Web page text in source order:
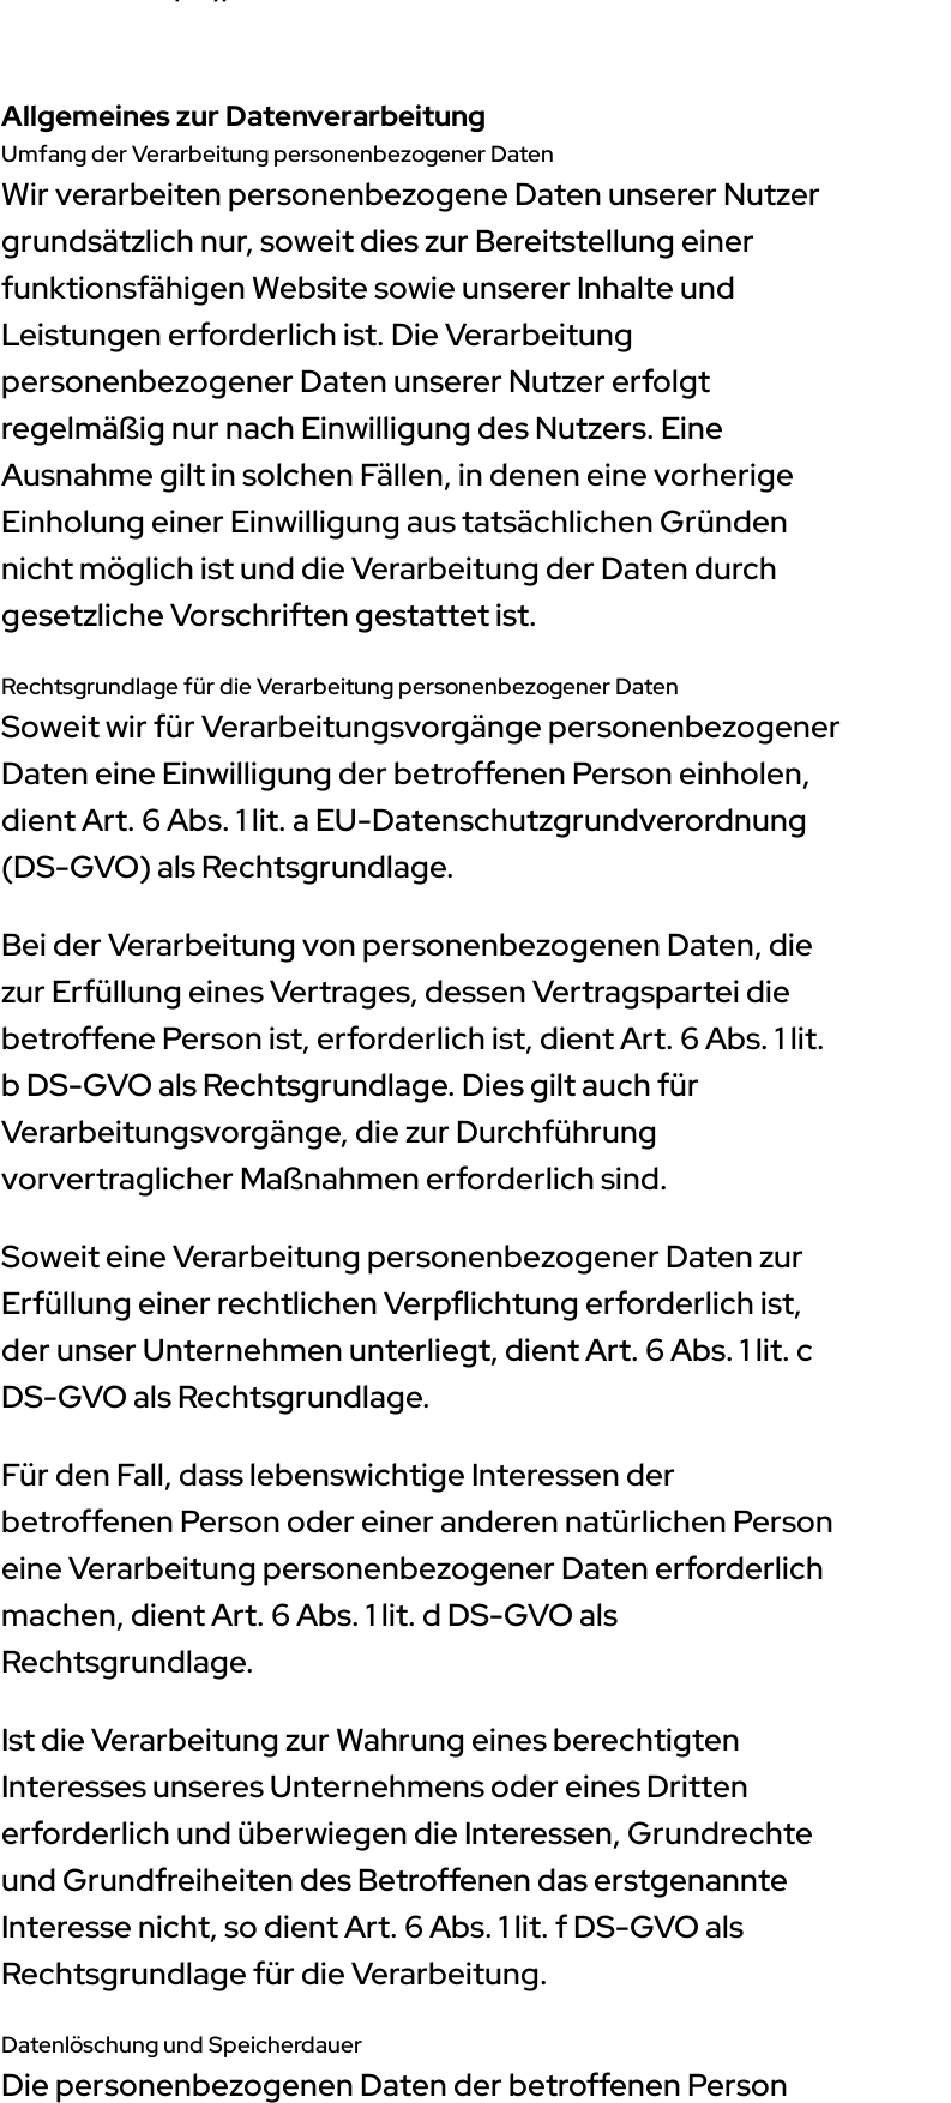
Allgemeines zur Datenverarbeitung
Umfang der Verarbeitung personenbezogener Daten
Wir verarbeiten personenbezogene Daten unserer Nutzer
grundsätzlich nur, soweit dies zur Bereitstellung einer
funktionsfähigen Website sowie unserer Inhalte und
Leistungen erforderlich ist. Die Verarbeitung
personenbezogener Daten unserer Nutzer erfolgt
regelmäßig nur nach Einwilligung des Nutzers. Eine
Ausnahme gilt in solchen Fällen, in denen eine vorherige
Einholung einer Einwilligung aus tatsächlichen Gründen
nicht möglich ist und die Verarbeitung der Daten durch
gesetzliche Vorschriften gestattet ist.
Rechtsgrundlage für die Verarbeitung personenbezogener Daten
Soweit wir für Verarbeitungsvorgänge personenbezogener
Daten eine Einwilligung der betroffenen Person einholen,
dient Art. 6 Abs. 1 lit. a EU-Datenschutzgrundverordnung
(DS-GVO) als Rechtsgrundlage.
Bei der Verarbeitung von personenbezogenen Daten, die
zur Erfüllung eines Vertrages, dessen Vertragspartei die
betroffene Person ist, erforderlich ist, dient Art. 6 Abs. 1 lit.
b DS-GVO als Rechtsgrundlage. Dies gilt auch für
Verarbeitungsvorgänge, die zur Durchführung
vorvertraglicher Maßnahmen erforderlich sind.
Soweit eine Verarbeitung personenbezogener Daten zur
Erfüllung einer rechtlichen Verpflichtung erforderlich ist,
der unser Unternehmen unterliegt, dient Art. 6 Abs. 1 lit. c
DS-GVO als Rechtsgrundlage.
Für den Fall, dass lebenswichtige Interessen der
betroffenen Person oder einer anderen natürlichen Person
eine Verarbeitung personenbezogener Daten erforderlich
machen, dient Art. 6 Abs. 1 lit. d DS-GVO als
Rechtsgrundlage.
Ist die Verarbeitung zur Wahrung eines berechtigten
Interesses unseres Unternehmens oder eines Dritten
erforderlich und überwiegen die Interessen, Grundrechte
und Grundfreiheiten des Betroffenen das erstgenannte
Interesse nicht, so dient Art. 6 Abs. 1 lit. f DS-GVO als
Rechtsgrundlage für die Verarbeitung.
Datenlöschung und Speicherdauer
Die personenbezogenen Daten der betroffenen Person